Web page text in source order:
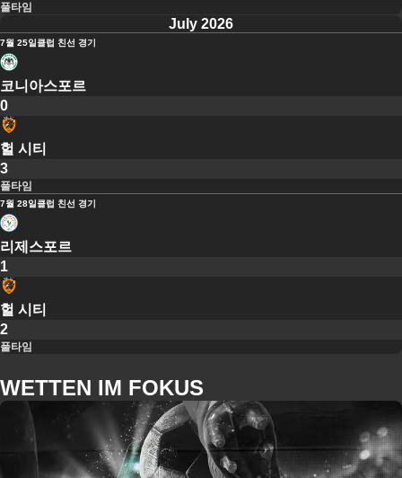
풀타임
July 2026
7월 25일클럽 친선 경기
코니아스포르
0
헐 시티
3
풀타임
7월 28일클럽 친선 경기
리제스포르
1
헐 시티
2
풀타임
WETTEN IM FOKUS